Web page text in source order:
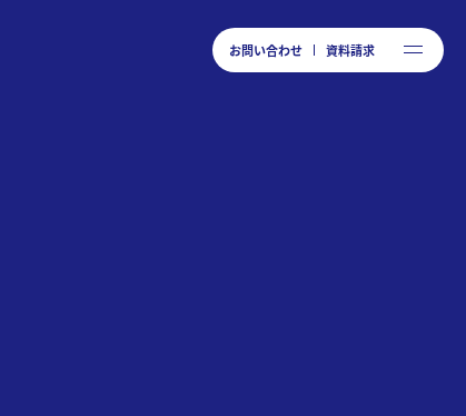
お問い合わせ 資料請求